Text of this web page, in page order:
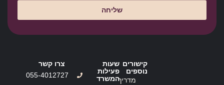
שליחה
קישורים
נוספים
מדריך
שעות
פעילות
המשרד
צרו קשר
055-4012727